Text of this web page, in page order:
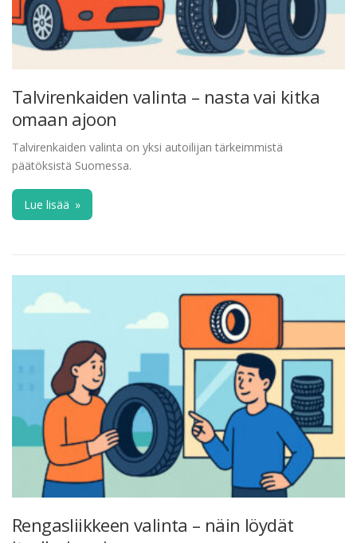
Talvirenkaiden valinta – nasta vai kitka
omaan ajoon
Talvirenkaiden valinta on yksi autoilijan tärkeimmistä
päätöksistä Suomessa.
Lue lisää »
Rengasliikkeen valinta – näin löydät